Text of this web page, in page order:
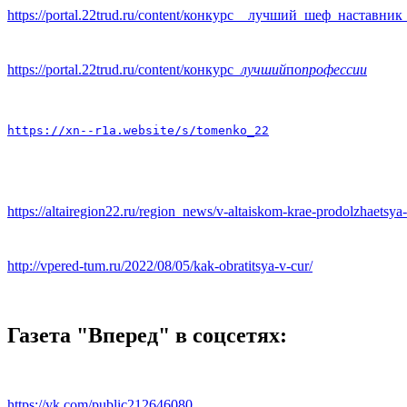
https://portal.22trud.ru/content/конкурс__лучший_шеф_наставник_
https://portal.22trud.ru/content/конкурс _лучшийпопрофессии
https://xn--r1a.website/s/tomenko_22
https://altairegion22.ru/region_news/v-altaiskom-krae-
http://vpered-tum.ru/2022/08/05/kak-obratitsya-v-cur/
Газета "Вперед" в соцсетях: